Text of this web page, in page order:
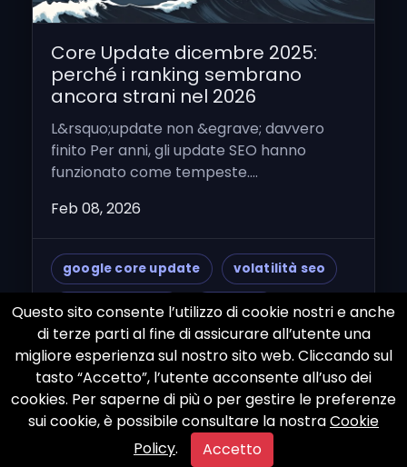
Questo sito consente l’utilizzo di cookie nostri e anche
di terze parti al fine di assicurare all’utente una
migliore esperienza sul nostro sito web. Cliccando sul
tasto “Accetto”, l’utente acconsente all’uso dei
cookies. Per saperne di più o per gestire le preferenze
sui cookie, è possibile consultare la nostraCookie
Policy. Accetto
Core Update dicembre 2025:
perché i ranking sembrano
ancora strani nel 2026
L&rsquo;update non &egrave; davvero
finito Per anni, gli update SEO hanno
funzionato come tempeste....
Feb 08, 2026
google core update volatilità seo
semrush sensor seo 2026
trust ed entità
stefano galloni